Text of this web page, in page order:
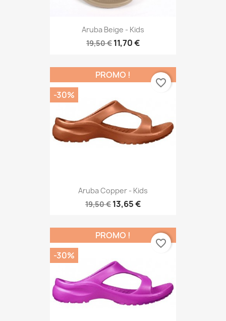
Aruba Beige - Kids
19,50 € 11,70 €
Aruba Copper - Kids
19,50 € 13,65 €
PROMO !
-30%
favorite_border
PROMO !
-30%
favorite_border